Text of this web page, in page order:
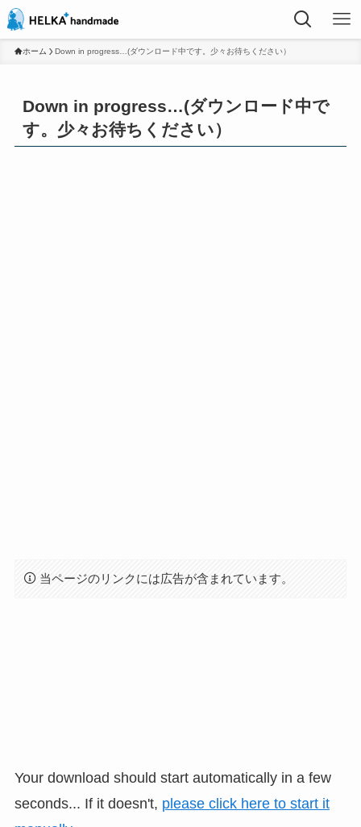
ホーム Down in progress…(ダウンロード中です。少々お待ちください）
Down in progress…(ダウンロード中で
す。少々お待ちください）
当ページのリンクには広告が含まれています。
Your download should start automatically in a few
seconds... If it doesn't, please click here to start it